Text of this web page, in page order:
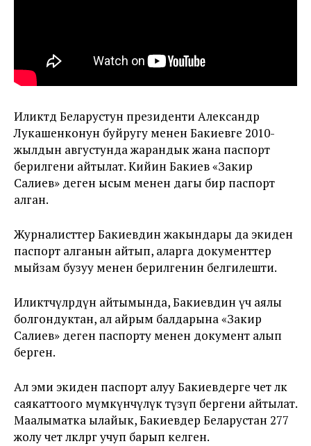
Иликтөөдө Беларустун президенти Александр
Лукашенконун буйругу менен Бакиевге 2010-
жылдын августунда жарандык жана паспорт
берилгени айтылат. Кийин Бакиев «Закир
Салиев» деген ысым менен дагы бир паспорт
алган.
Журналисттер Бакиевдин жакындары да экиден
паспорт алганын айтып, аларга документтер
мыйзам бузуу менен берилгенин белгилешти.
Иликтөөчүлөрдүн айтымында, Бакиевдин үч аялы
болгондуктан, ал айрым балдарына «Закир
Салиев» деген паспорту менен документ алып
берген.
Ал эми экиден паспорт алуу Бакиевдерге чет өлкө
саякаттоого мүмкүнчүлүк түзүп бергени айтылат.
Маалыматка ылайык, Бакиевдер Беларустан 277
жолу чет өлкөлөргө учуп барып келген.